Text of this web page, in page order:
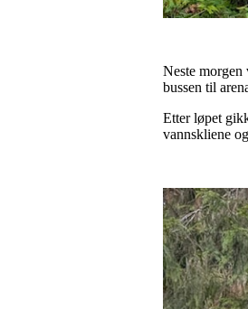
Neste
bussen til
Etter løpet
vannskliene